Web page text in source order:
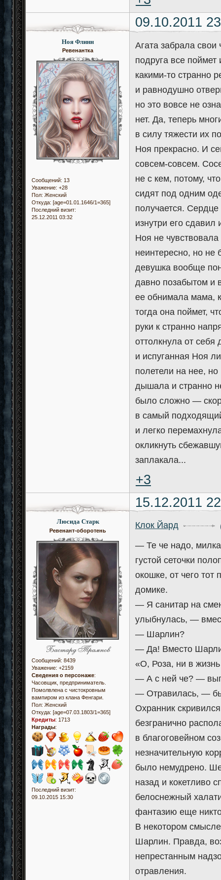
09.10.2011
Ноя Флинн
Ревенантка
Сообщений: 13
Уважение: +28
Пол: Женский
Откуда: [age=01.01.1646/1=365]
Последний визит:
25.12.2011 03:32
Агата забрала
подруга все
какими-то странно
и равнодушно
но это вовсе не
нет. Да, теперь
в силу тяжести их
Ноя прекрасно. И
совсем-совсем.
не с кем, потому,
сидят под одним
получается. Сердце
изнутри его сдавил
Ноя не
неинтересно, но не
девушка вообще
давно позабытом и
ее обнимала мама,
тогда она поймет,
руки к странно
оттолкнула от себя
и испуганная Ноя
полетели на нее,
дышала и странно
было сложно —
в самый
и легко
окликнуть
заплакала...
+3
15.12.2011
Люсида Старк
Ревенант-оборотень
Сообщений: 8439
Уважение: +2159
Сведения о персонаже:
Часовщик, предприниматель.
Помолвлена с чистокровным
вампиром из клана Фенгари.
Пол: Женский
Откуда: [age=07.03.1803/1=365]
Кредиты: 1713
Награды:
Последний визит:
09.10.2015 15:30
Клок Йард
— Те че надо,
густой сеточки
окошке, от чего тот
домике.
— Я санитар на
улыбнулась, —
— Шарлин?
— Да! Вместо
«О, Роза, ни в
— А с ней че? —
— Отравилась, —
Охранник
безгранично
в благоговейном
незначительную
было немудрено.
назад и кокетливо
белоснежный
фантазию еще
В некотором
Шарлин. Правда,
непрестанным
отравления.